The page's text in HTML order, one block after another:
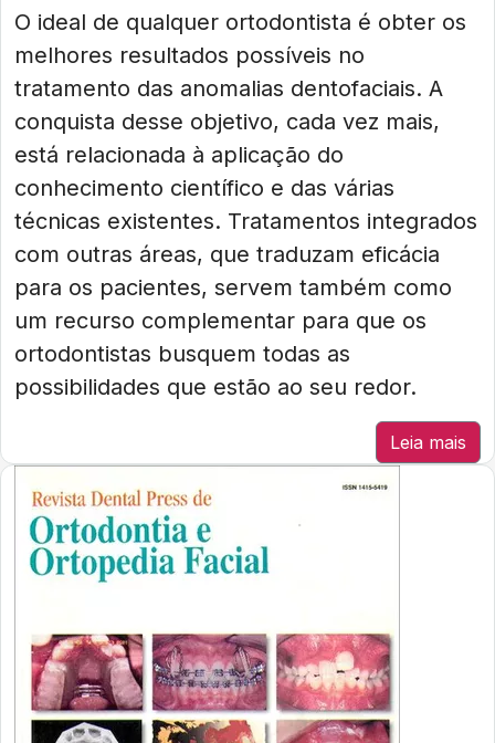
O ideal de qualquer ortodontista é obter os
melhores resultados possíveis no
tratamento das anomalias dentofaciais. A
conquista desse objetivo, cada vez mais,
está relacionada à aplicação do
conhecimento científico e das várias
técnicas existentes. Tratamentos integrados
com outras áreas, que traduzam eficácia
para os pacientes, servem também como
um recurso complementar para que os
ortodontistas busquem todas as
possibilidades que estão ao seu redor.
Leia mais